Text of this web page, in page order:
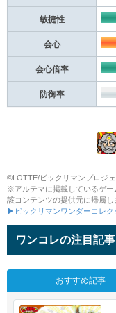
敏捷性
会心
会心倍率
防御率
©LOTTE/ビックリマンプロジ
※アルテマに掲載しているゲー
該コンテンツの提供元に帰属し
▶ビックリマンワンダーコレク
ワンコレの注目記事
おすすめ記事